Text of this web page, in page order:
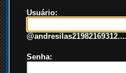
Usuário:
@andresilas21982169312....
Senha: